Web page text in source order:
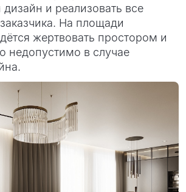
и реализовать все
На площади
жертвовать простором и
недопустимо в случае